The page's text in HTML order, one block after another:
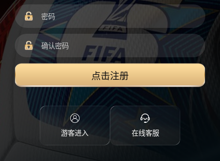
点击注册
游客进入 在线客服